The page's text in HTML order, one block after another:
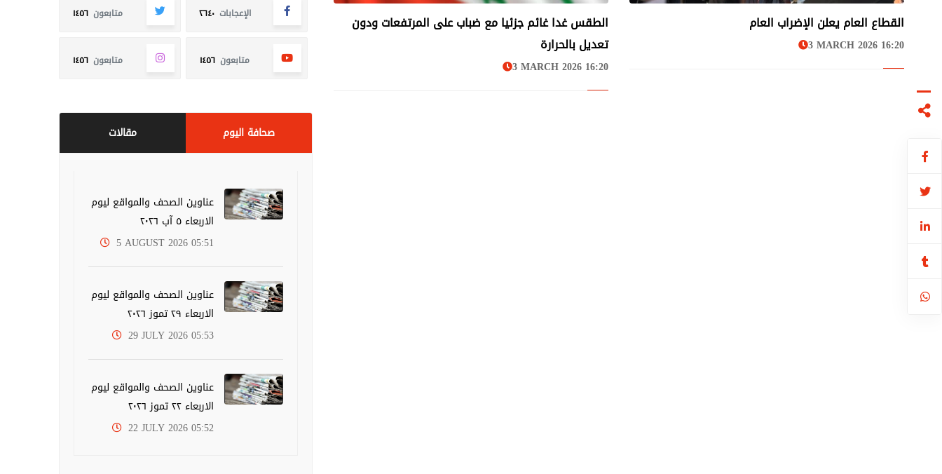
الإعجابات ٢٦٤٠ متابعون ١٤٥٦
متابعون ١٤٥٦ متابعون ١٤٥٦
مقالات صحافة اليوم
عناوين الصحف والمواقع ليوم
الاربعاء ٥ آب ٢٠٢٦
5 AUGUST 2026 05:51
عناوين الصحف والمواقع ليوم
الاربعاء ٢٩ تموز ٢٠٢٦
29 JULY 2026 05:53
عناوين الصحف والمواقع ليوم
الاربعاء ٢٢ تموز ٢٠٢٦
22 JULY 2026 05:52
عاجل
الطقس غدا غائم جزئيا مع ضباب على المرتفعات ودون
تعديل بالحرارة
3 MARCH 2026 16:20
عاجل
القطاع العام يعلن الإضراب العام
3 MARCH 2026 16:20